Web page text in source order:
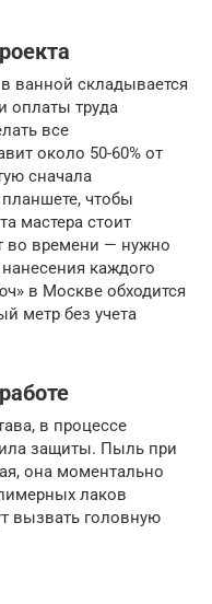
ванной складывается
оплаты труда
все
около 50-60% от
сначала
чтобы
мастера стоит
во времени — нужно
каждого
в Москве обходится
метр без учета
в процессе
защиты. Пыль при
она моментально
лаков
вызвать головную